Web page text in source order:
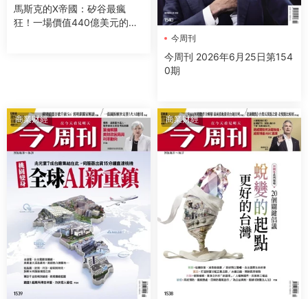
馬斯克的X帝國：矽谷最瘋
狂！一場價值440億美元的推
今周刊
今周刊 2026年6月25日第154
0期
商業财經 商業财經